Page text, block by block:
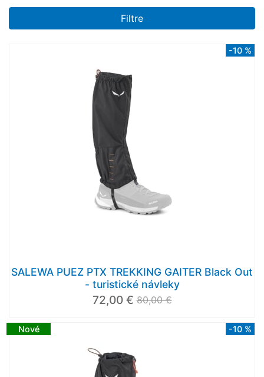
Filtre
-10 %
SALEWA PUEZ PTX TREKKING GAITER Black Out
- turistické návleky
72,00 € 80,00 €
Nové -10 %